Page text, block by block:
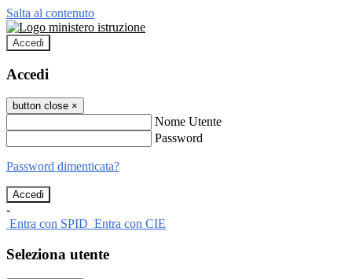
Salta al contenuto
Accedi
Accedi
button close ×
Nome Utente
Password
Password dimenticata?
-
Entra con SPID Entra con CIE
Seleziona utente